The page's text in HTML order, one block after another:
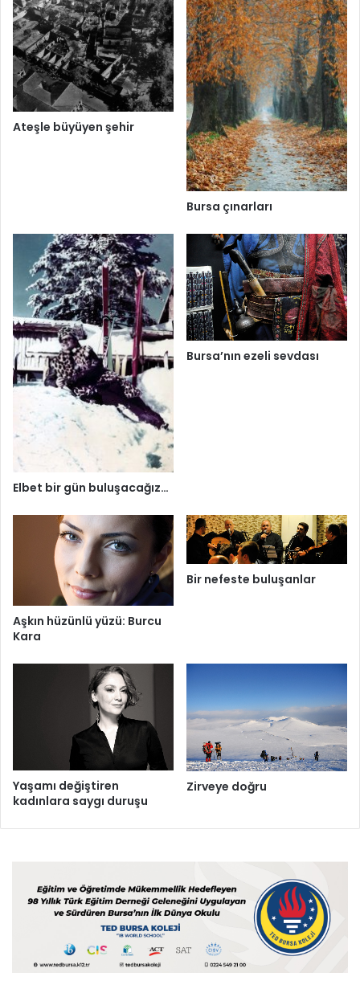
Ateşle büyüyen şehir
Bursa çınarları
Elbet bir gün buluşacağız…
Bursa’nın ezeli sevdası
Aşkın hüzünlü yüzü: Burcu
Kara
Bir nefeste buluşanlar
Yaşamı değiştiren
kadınlara saygı duruşu
Zirveye doğru